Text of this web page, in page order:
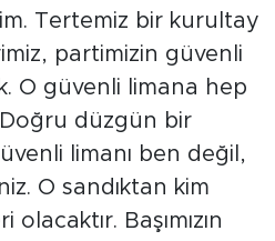
Tertemiz bir kurultay
partimizin güvenli
O güvenli limana hep
düzgün bir
limanı ben değil,
O sandıktan kim
Başımızın